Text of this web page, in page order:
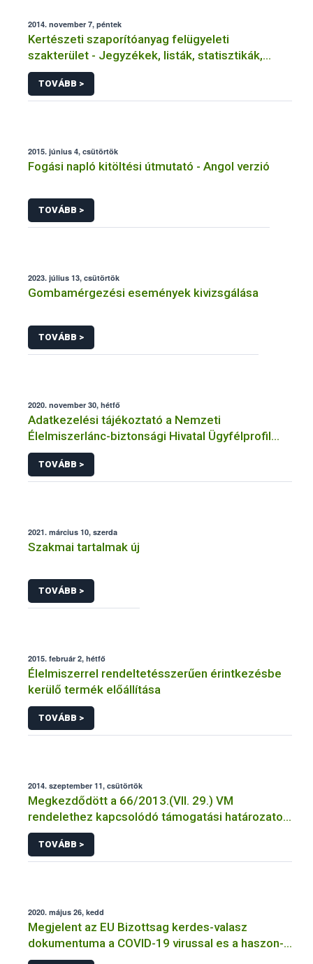
2014. november 7, péntek
Kertészeti szaporítóanyag felügyeleti
szakterület - Jegyzékek, listák, statisztikák,
adatbázisok
TOVÁBB >
2015. június 4, csütörtök
Fogási napló kitöltési útmutató - Angol verzió
TOVÁBB >
2023. július 13, csütörtök
Gombamérgezési események kivizsgálása
TOVÁBB >
2020. november 30, hétfő
Adatkezelési tájékoztató a Nemzeti
Élelmiszerlánc-biztonsági Hivatal Ügyfélprofil
Rendszerben növényvédő szer gyártás,
forgalmazás témakörben intézhető közhatalmi
eljárásaihoz kapcsolódó adatkezeléséhez
TOVÁBB >
2021. március 10, szerda
Szakmai tartalmak új
TOVÁBB >
2015. február 2, hétfő
Élelmiszerrel rendeltetésszerűen érintkezésbe
kerülő termék előállítása
TOVÁBB >
2014. szeptember 11, csütörtök
Megkezdődött a 66/2013.(VII. 29.) VM
rendelethez kapcsolódó támogatási határozatok
postázása.
TOVÁBB >
2020. május 26, kedd
Megjelent az EU Bizottsag kerdes-valasz
dokumentuma a COVID-19 virussal es a haszon-
es hazi allatokkal kapcsolatban